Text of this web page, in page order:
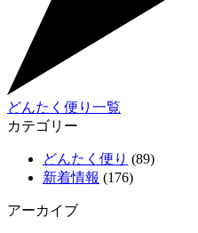
どんたく便り一覧
カテゴリー
どんたく便り (89)
新着情報 (176)
アーカイブ